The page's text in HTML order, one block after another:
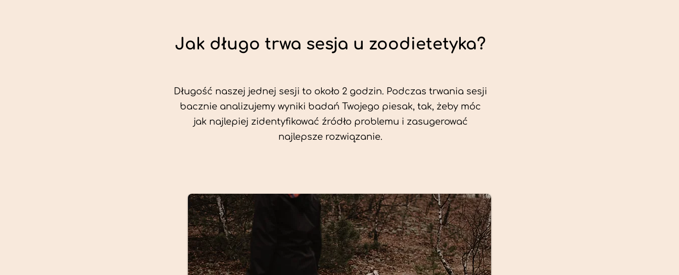
Jak długo trwa sesja u zoodietetyka?
Długość naszej jednej sesji to około 2 godzin. Podczas trwania sesji
bacznie analizujemy wyniki badań Twojego piesak, tak, żeby móc
jak najlepiej zidentyfikować źródło problemu i zasugerować
najlepsze rozwiązanie.